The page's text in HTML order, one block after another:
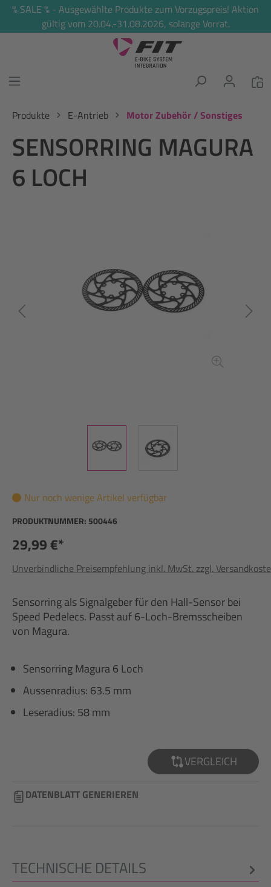
springen
% SALE % - Ausgewählte Produkte zum Vorzugspreis! Aktion
gültig vom 20.04.-31.08.2026, solange Vorrat.
Produkte E-Antrieb Motor Zubehör / Sonstiges
SENSORRING MAGURA
6 LOCH
Nur noch wenige Artikel verfügbar
PRODUKTNUMMER: 500446
29,99 €*
Unverbindliche Preisempfehlung inkl. MwSt. zzgl.
Sensorring als Signalgeber für den Hall-Sensor bei
Speed Pedelecs. Passt auf 6-Loch-Bremsscheiben
von Magura.
Sensorring Magura 6 Loch
Aussenradius: 63.5 mm
Leseradius: 58 mm
VERGLEICH
DATENBLATT GENERIEREN
TECHNISCHE DETAILS